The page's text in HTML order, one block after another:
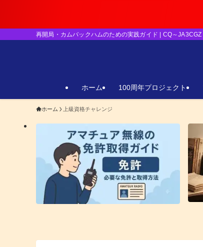
【重要
再開局・カムバックハムのための実践ガイド | CQ～
ホーム 100周年プロジェクト
ホーム 上級資格チャレンジ